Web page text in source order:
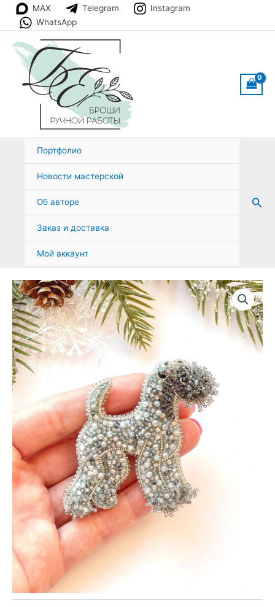
Перейти
содержимому
MAX Telegram
Instagram
WhatsApp
Портфолио
Новости мастерской
Об авторе
Заказ и доставка
Мой аккаунт